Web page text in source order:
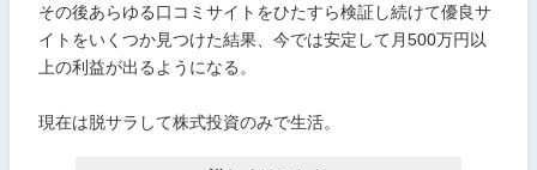
その後あらゆる口コミサイトをひたすら検証し続けて優良サ
イトをいくつか見つけた結果、今では安定して月500万円以
上の利益が出るようになる。
現在は脱サラして株式投資のみで生活。